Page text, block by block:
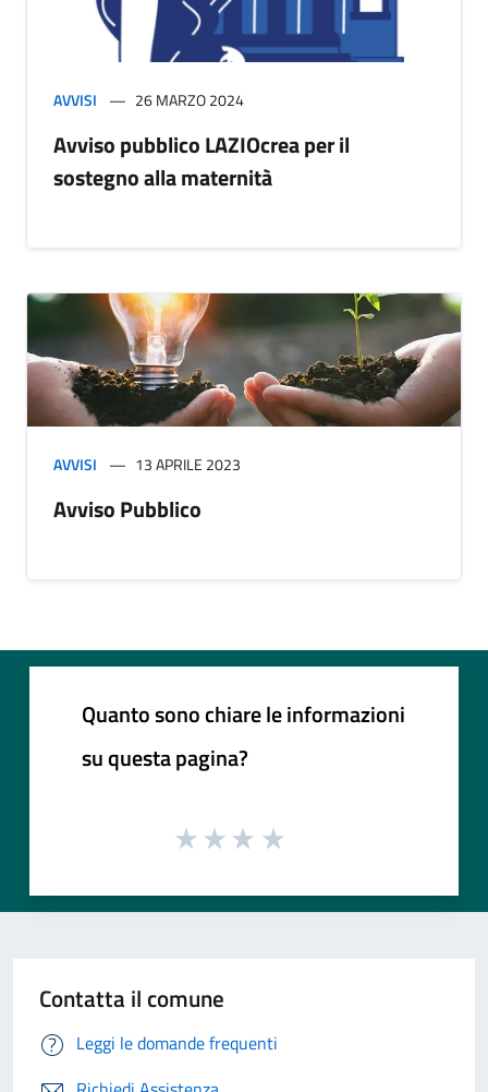
AVVISI 26 MARZO 2024
Avviso pubblico LAZIOcrea per il
sostegno alla maternità
AVVISI 13 APRILE 2023
Avviso Pubblico
Quanto sono chiare le informazioni
su questa pagina?
Contatta il comune
Leggi le domande frequenti